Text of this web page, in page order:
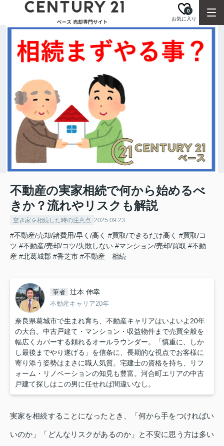
お気に入り
0
不動産の実家相続で何から始めるべ
きか？流れやリスクも解説
空き家を相続した時の注意点 2025.09.23
#不動産/売却/諸費用/早く/高く #買取/できるだけ高く #買取/コ
ツ #不動産/売却/コツ/失敗しない #マンション/売却/買取 #不動
産 #北葛城郡 #香芝市 #不動産 相続
筆者 辻本 伸幸
不動産キャリア20年
奈良県葛城市で生まれ育ち、不動産キャリアはいよいよ20年
の大台。中古戸建て・マンション・収益物件まで売買全般を
幅広くカバーする頼れるオールラウンダー。「慎重に、しか
し最後までやり遂げる」を信条に、長期的な視点でお客様に
寄り添う姿勢はまさに職人気質。宅建士の資格を持ち、リフ
ォーム・リノベーションの知見も豊富。河合町エリアの中古
戸建て探しはこの男に任せれば間違いなし。
実家を相続することになったとき、「何から手をつければい
いのか」「どんなリスクがあるのか」と不安に思う方は多い